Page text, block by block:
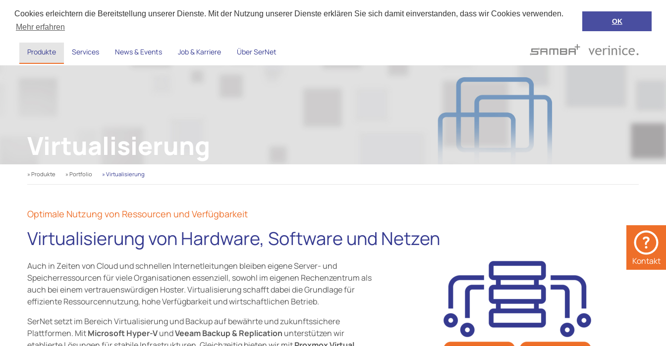
Cookies erleichtern die Bereitstellung unserer Dienste. Mit der Nutzung unserer Dienste erklären Sie sich damit einverstanden, dass wir Cookies verwenden.
Mehr erfahren
OK
Support
Produkte Services News & Events Job & Karriere Über SerNet
Virtualisierung
» Produkte » Portfolio » Virtualisierung
Optimale Nutzung von Ressourcen und Verfügbarkeit
Virtualisierung von Hardware, Software und Netzen
Auch in Zeiten von Cloud und schnellen Internetleitungen bleiben eigene Server- und
Speicherressourcen für viele Organisationen essenziell, sowohl im eigenen Rechenzentrum als
auch bei einem vertrauenswürdigen Hoster. Virtualisierung schafft dabei die Grundlage für
effiziente Ressourcennutzung, hohe Verfügbarkeit und wirtschaftlichen Betrieb.
SerNet setzt im Bereich Virtualisierung und Backup auf bewährte und zukunftssichere
Plattformen. MitMicrosoft Hyper-VundVeeam Backup & Replication unterstützen wir
Kontakt